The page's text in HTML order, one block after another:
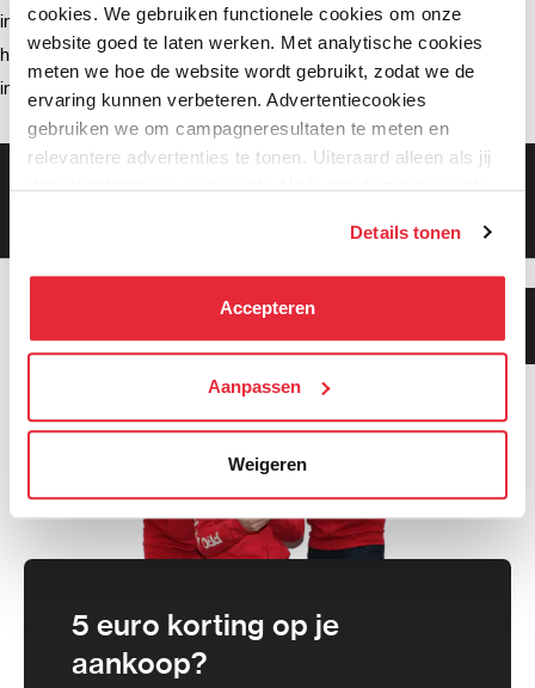
cookies. We gebruiken functionele cookies om onze
website goed te laten werken. Met analytische cookies
meten we hoe de website wordt gebruikt, zodat we de
ervaring kunnen verbeteren. Advertentiecookies
gebruiken we om campagneresultaten te meten en
relevantere advertenties te tonen. Uiteraard alleen als jij
daar toestemming voor geeft. Als je toestemming geeft,
kunnen deze gegevens combineren met informatie die zij
hebben verzameld via het gebruik van hun diensten. Je
kunt alle cookies accepteren, alleen noodzakelijke
We werken samen met21 derden
die uw gegevens
kunnen ontvangen en verwerken.
Details tonen
Accepteren
Aanpassen
Weigeren
intercom (2)
hik-connect (2)
installatie (2)
5 euro korting op je
aankoop?
Klanten geven ons 9.3
gemiddeld!